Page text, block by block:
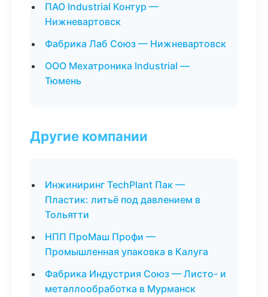
ПАО Industrial Контур —
Нижневартовск
Фабрика Лаб Союз — Нижневартовск
ООО Мехатроника Industrial —
Тюмень
Другие компании
Инжиниринг TechPlant Пак —
Пластик: литьё под давлением в
Тольятти
НПП ПроМаш Профи —
Промышленная упаковка в Калуга
Фабрика Индустрия Союз — Листо- и
металлообработка в Мурманск